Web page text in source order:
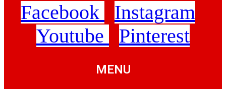
Facebook
Instagram
Youtube
Pinterest
MENU